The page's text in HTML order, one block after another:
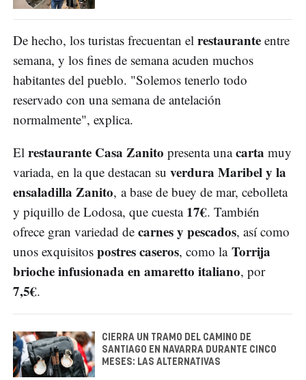
De hecho, los turistas frecuentan el restaurante entre
semana, y los fines de semana acuden muchos
habitantes del pueblo. "Solemos tenerlo todo
reservado con una semana de antelación
normalmente", explica.
El restaurante Casa Zanito presenta unacarta muy
variada, en la que destacan su verdura Maribel y la
ensaladilla Zanito, a base de buey de mar, cebolleta
y piquillo de Lodosa, que cuesta 17€. También
ofrece gran variedad de carnes y pescados, así como
unos exquisitos postres caseros, como la Torrija
brioche infusionada en amaretto italiano, por
7,5€.
CIERRA UN TRAMO DEL CAMINO DE
SANTIAGO EN NAVARRA DURANTE CINCO
MESES: LAS ALTERNATIVAS